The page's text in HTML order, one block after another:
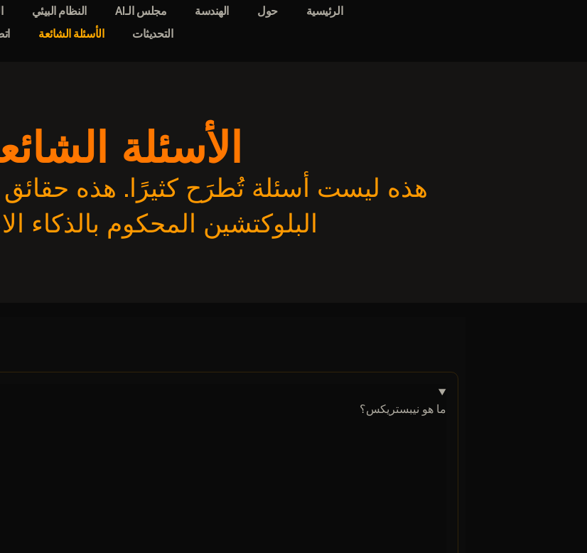
الرئيسية حول الهندسة مجلس الـAI النظام البيئي
التحديثات
الأسئلة الشائعة
الأسئلة
هذه ليست أسئلة تُطرَح كثيرًا. هذه
البلوكتشين المحكوم بالذكاء
ما هو نيبستريكس؟